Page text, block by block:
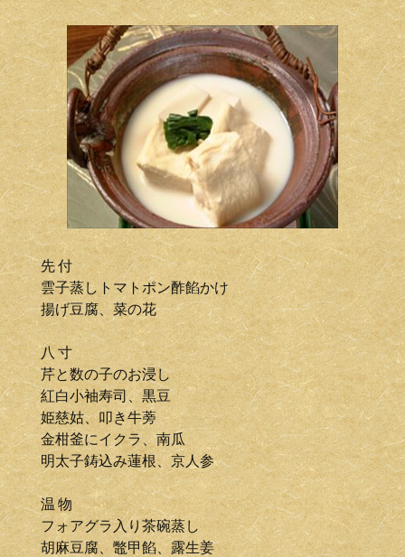
先 付
雲子蒸しトマトポン酢餡かけ
揚げ豆腐、菜の花
八 寸
芹と数の子のお浸し
紅白小袖寿司、黒豆
姫慈姑、叩き牛蒡
金柑釜にイクラ、南瓜
明太子鋳込み蓮根、京人参
温 物
フォアグラ入り茶碗蒸し
胡麻豆腐、鼈甲餡、露生姜